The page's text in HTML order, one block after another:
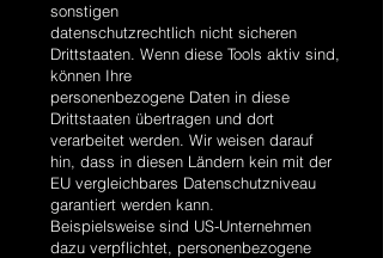
sonstigen
datenschutzrechtlich nicht sicheren
Drittstaaten. Wenn diese Tools aktiv sind,
können Ihre
personenbezogene Daten in diese
Drittstaaten übertragen und dort
verarbeitet werden. Wir weisen darauf
hin, dass in diesen Ländern kein mit der
EU vergleichbares Datenschutzniveau
garantiert werden kann.
Beispielsweise sind US-Unternehmen
dazu verpflichtet, personenbezogene